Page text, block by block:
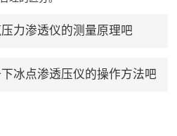
压力渗透仪的测量原理吧
冰点渗透压仪的操作方法吧